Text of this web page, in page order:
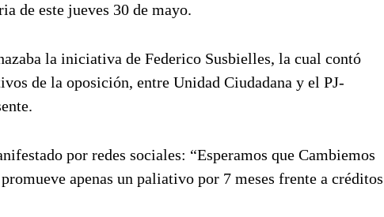
de este jueves 30 de mayo.
la iniciativa de Federico Susbielles, la cual contó
de la oposición, entre Unidad Ciudadana y el PJ-
por redes sociales: “Esperamos que Cambiemos
apenas un paliativo por 7 meses frente a créditos